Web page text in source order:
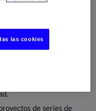
como FX Artist
de series de
las cookies